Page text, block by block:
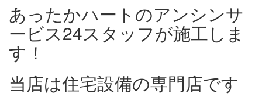
あったかハートのアンシンサ
ービス24スタッフが施工しま
す！
当店は住宅設備の専門店です